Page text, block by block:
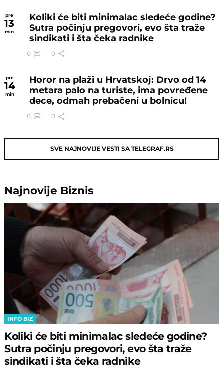
pre
13
min
Koliki će biti minimalac sledeće godine?
Sutra počinju pregovori, evo šta traže
sindikati i šta čeka radnike
0 0
pre
14
min
Horor na plaži u Hrvatskoj: Drvo od 14
metara palo na turiste, ima povređene
dece, odmah prebačeni u bolnicu!
0 0
SVE NAJNOVIJE VESTI SA TELEGRAF.RS
Najnovije Biznis
INFO BIZ
Koliki će biti minimalac sledeće godine?
Sutra počinju pregovori, evo šta traže
sindikati i šta čeka radnike